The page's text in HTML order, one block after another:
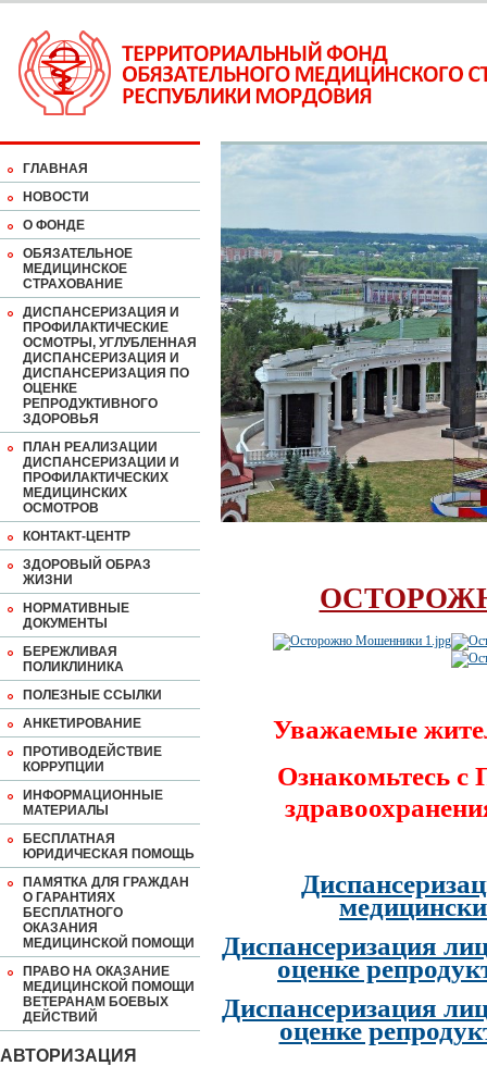
ГЛАВНАЯ
НОВОСТИ
О ФОНДЕ
ОБЯЗАТЕЛЬНОЕ
МЕДИЦИНСКОЕ
СТРАХОВАНИЕ
ДИСПАНСЕРИЗАЦИЯ И
ПРОФИЛАКТИЧЕСКИЕ
ОСМОТРЫ, УГЛУБЛЕННАЯ
ДИСПАНСЕРИЗАЦИЯ И
ДИСПАНСЕРИЗАЦИЯ ПО
ОЦЕНКЕ
РЕПРОДУКТИВНОГО
ЗДОРОВЬЯ
ПЛАН РЕАЛИЗАЦИИ
ДИСПАНСЕРИЗАЦИИ И
ПРОФИЛАКТИЧЕСКИХ
МЕДИЦИНСКИХ
ОСМОТРОВ
КОНТАКТ-ЦЕНТР
ЗДОРОВЫЙ ОБРАЗ
ЖИЗНИ
НОРМАТИВНЫЕ
ДОКУМЕНТЫ
БЕРЕЖЛИВАЯ
ПОЛИКЛИНИКА
ПОЛЕЗНЫЕ ССЫЛКИ
АНКЕТИРОВАНИЕ
ПРОТИВОДЕЙСТВИЕ
КОРРУПЦИИ
ИНФОРМАЦИОННЫЕ
МАТЕРИАЛЫ
БЕСПЛАТНАЯ
ЮРИДИЧЕСКАЯ ПОМОЩЬ
ПАМЯТКА ДЛЯ ГРАЖДАН
О ГАРАНТИЯХ
БЕСПЛАТНОГО
ОКАЗАНИЯ
МЕДИЦИНСКОЙ ПОМОЩИ
ПРАВО НА ОКАЗАНИЕ
МЕДИЦИНСКОЙ ПОМОЩИ
ВЕТЕРАНАМ БОЕВЫХ
ДЕЙСТВИЙ
АВТОРИЗАЦИЯ
Уважаемые
Ознакомьтесь
Диспансеризация
оценке
Диспансеризация
оценке